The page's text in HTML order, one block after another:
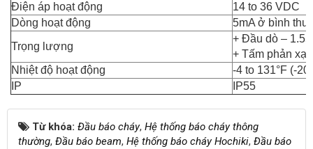
Điện áp hoạt động
14 to 36 VDC
Dòng hoạt động
5mA ở bình
Trọng lượng
+ Đầu dò –
+ Tấm phản xạ
Nhiệt độ hoạt động
-4 to 131°F (-20
IP
IP55
Từ khóa: Đầu báo cháy, Hệ thống báo cháy thông
thường, Đầu báo beam, Hệ thống báo cháy Hochiki, Đầu báo